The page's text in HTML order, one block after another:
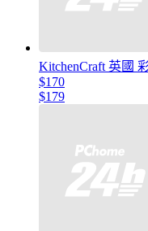
KitchenCraft 英國
$170
$179